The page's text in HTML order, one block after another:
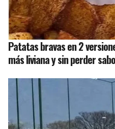
Patatas bravas en 2
más liviana y sin perder